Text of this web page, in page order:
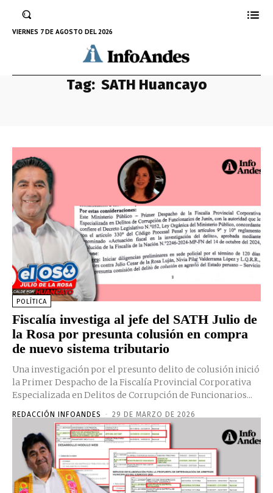
VIERNES 7 DE AGOSTO DEL 2026
Tag: SATH Huancayo
POLÍTICA
Fiscalía investiga al jefe del SATH Julio de
la Rosa por presunta colusión en compra
de nuevo sistema tributario
Una investigación por el presunto delito de colusión inició
la Primer Despacho de la Fiscalía Provincial Corporativa
Especializada en Delitos de Corrupción de Funcionarios...
REDACCIÓN INFOANDES - 29 DE MARZO DE 2026